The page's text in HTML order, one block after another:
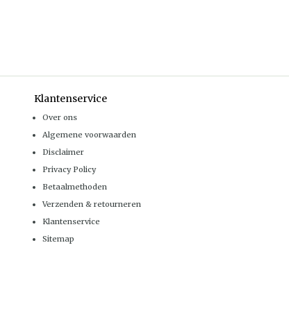
Klantenservice
Over ons
Algemene voorwaarden
Disclaimer
Privacy Policy
Betaalmethoden
Verzenden & retourneren
Klantenservice
Sitemap